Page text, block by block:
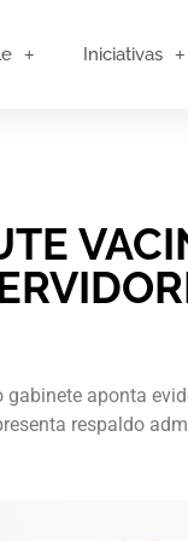
Iniciativas
aponta
respaldo